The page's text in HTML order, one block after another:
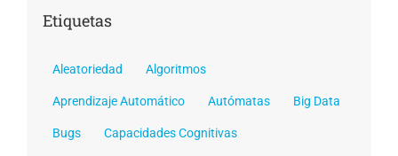
Etiquetas
Aleatoriedad Algoritmos
Aprendizaje Automático Autómatas Big Data
Bugs Capacidades Cognitivas